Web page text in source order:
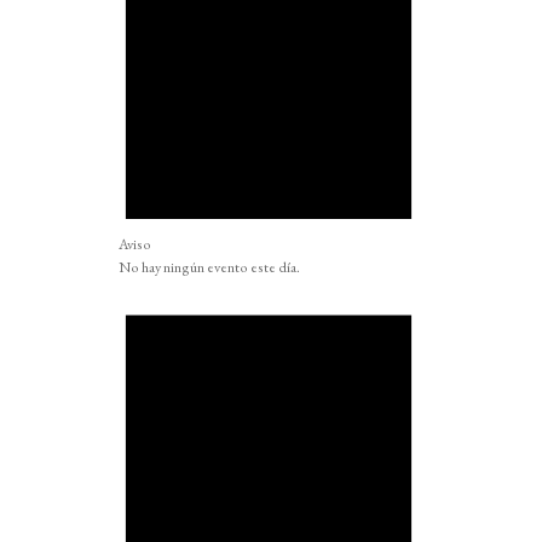
Aviso
No hay ningún evento este día.